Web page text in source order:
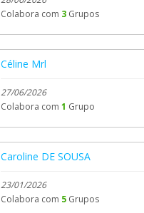
Colabora com 3 Grupos
Céline Mrl
27/06/2026
Colabora com 1 Grupo
Caroline DE SOUSA
23/01/2026
Colabora com 5 Grupos